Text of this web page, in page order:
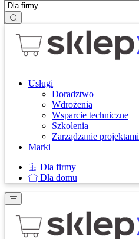
Usługi
Doradztwo
Wdrożenia
Wsparcie techniczne
Szkolenia
Zarządzanie projektami
Marki
Dla firmy
Dla domu